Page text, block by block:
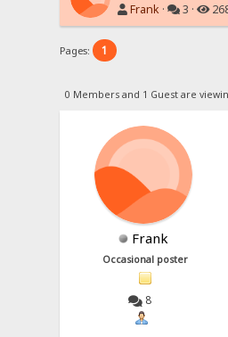
Frank · 3 ·
Pages: 1
0 Members and 1 Guest are
Frank
Occasional poster
8